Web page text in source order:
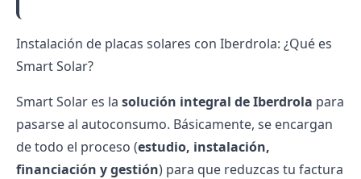
Instalación de placas solares con Iberdrola: ¿Qué es
Smart Solar?
Smart Solar es la solución integral de Iberdrola para
pasarse al autoconsumo. Básicamente, se encargan
de todo el proceso (estudio, instalación,
financiación y gestión) para que reduzcas tu factura